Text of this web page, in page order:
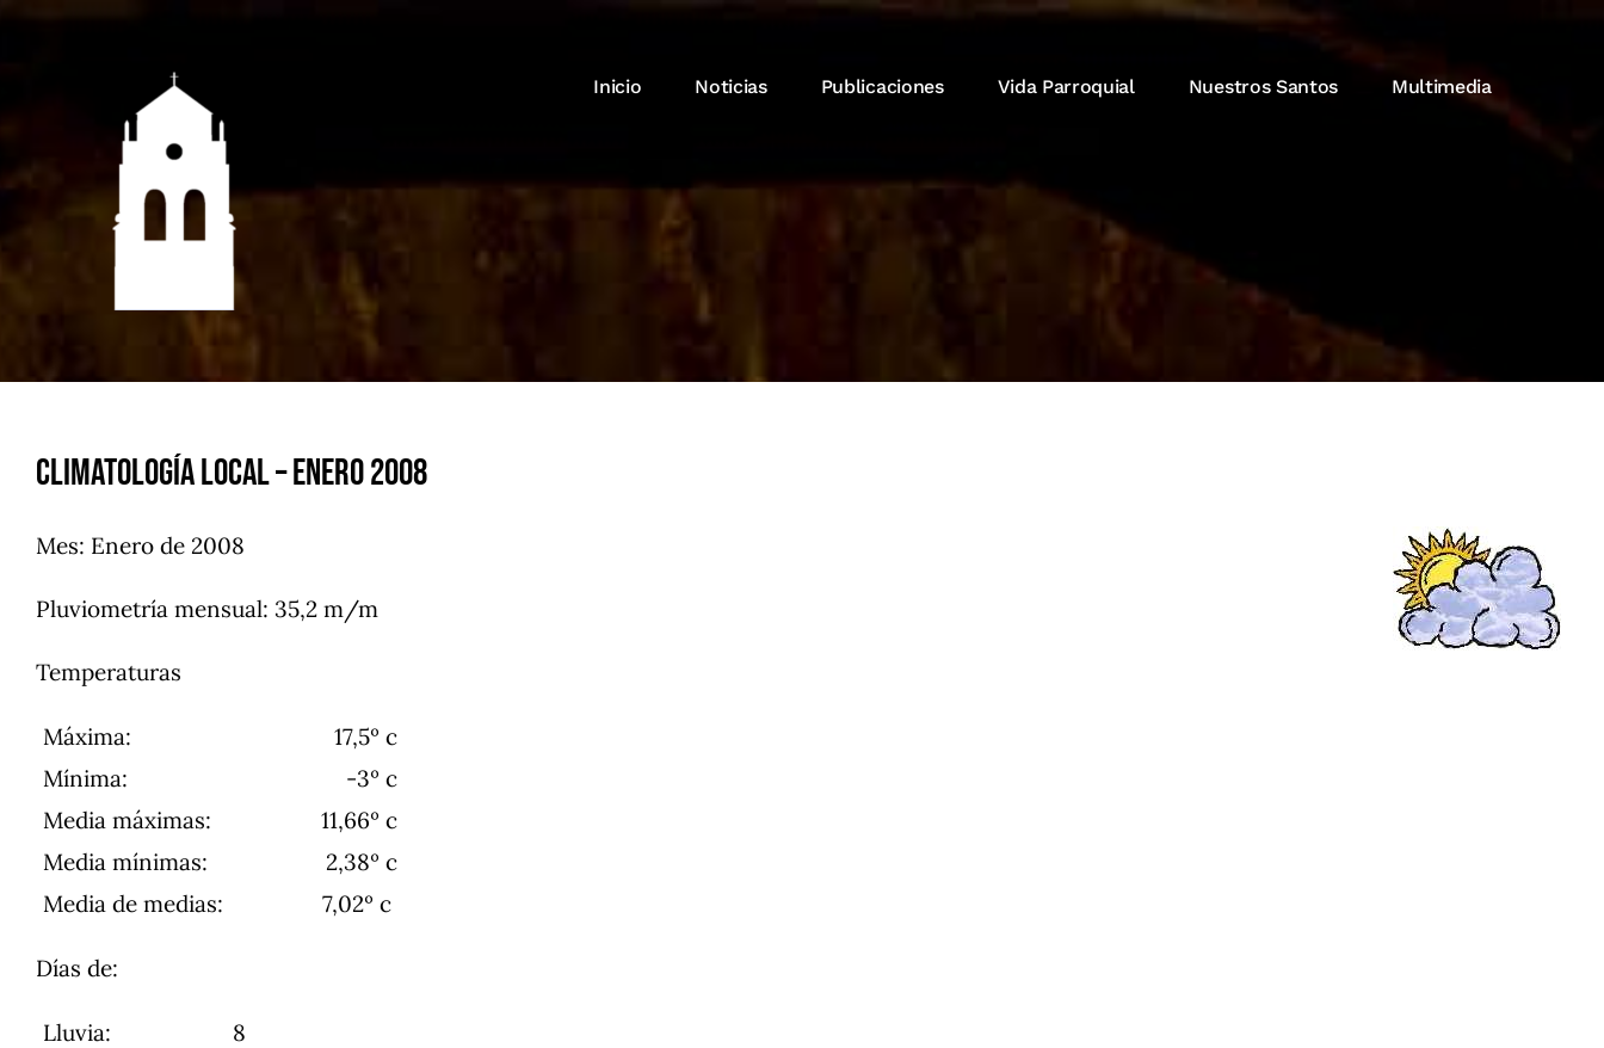
Inicio Noticias Publicaciones Vida Parroquial Nuestros Santos Multimedia
Climatología local – Enero 2008
Mes: Enero de 2008
Pluviometría mensual: 35,2 m/m
Temperaturas
Máxima:
17,5º c
Mínima:
-3º c
Media máximas:
11,66º c
Media mínimas:
2,38º c
Media de medias:
7,02º c
Días de:
Lluvia:
8